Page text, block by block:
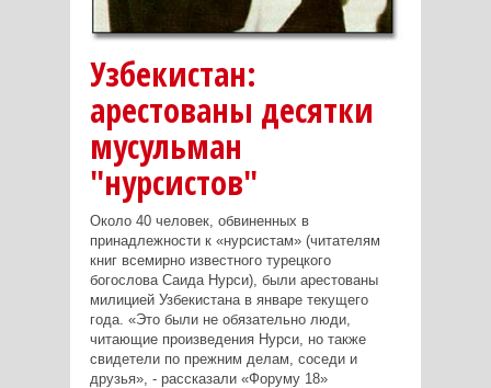
Узбекистан:
арестованы десятки
мусульман
"нурсистов"
Около 40 человек, обвиненных в
принадлежности к «нурсистам» (читателям
книг всемирно известного турецкого
богослова Саида Нурси), были арестованы
милицией Узбекистана в январе текущего
года. «Это были не обязательно люди,
читающие произведения Нурси, но также
свидетели по прежним делам, соседи и
друзья», - рассказали «Форуму 18»